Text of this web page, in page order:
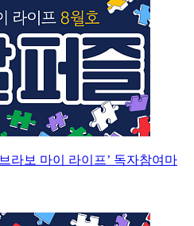
라보 마이 라이프’ 독자참여마